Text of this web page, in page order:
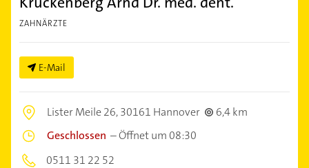
ZAHNÄRZTE
E-Mail
Lister Meile 26,30161 Hannover
6,4 km
Geschlossen –Öffnet um 08:30
0511 31 22 52